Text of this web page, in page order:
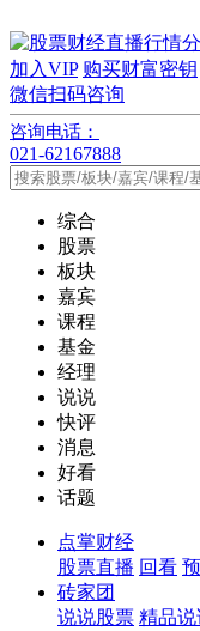
加入VIP 购买财富密钥
微信扫码咨询
咨询电话：
021-62167888
综合
股票
板块
嘉宾
课程
基金
经理
说说
快评
消息
好看
话题
点掌财经
股票直播 回看
砖家团
说说股票 精品说